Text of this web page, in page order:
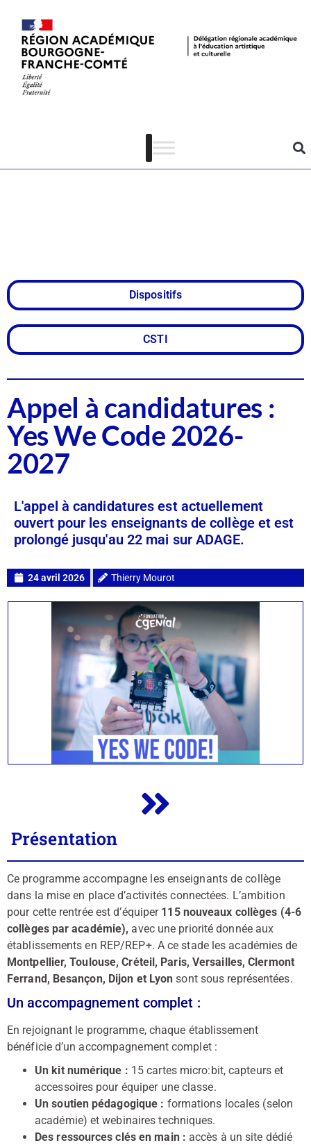
Appel à
candidatures :
Yes We Code
Dispositifs
CSTI
Appel à candidatures :
Yes We Code 2026-
2027
L'appel à candidatures est actuellement
ouvert pour les enseignants de collège et est
prolongé jusqu'au 22 mai sur ADAGE.
24 avril 2026 Thierry Mourot
Présentation
Ce programme accompagne les enseignants de collège
dans la mise en place d’activités connectées. L’ambition
pour cette rentrée est d’équiper 115 nouveaux collèges (4-6
collèges par académie), avec une priorité donnée aux
établissements en REP/REP+. A ce stade les académies de
Montpellier, Toulouse, Créteil, Paris, Versailles, Clermont
Ferrand, Besançon, Dijon et Lyon sont sous représentées.
Un accompagnement complet :
En rejoignant le programme, chaque établissement
bénéficie d’un accompagnement complet :
Un kit numérique : 15 cartes micro:bit, capteurs et
accessoires pour équiper une classe.
Un soutien pédagogique : formations locales (selon
académie) et webinaires techniques.
Des ressources clés en main : accès à un site dédié